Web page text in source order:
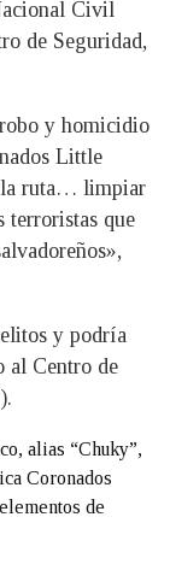
Civil
de Seguridad,
y homicidio
Little
la ruta… limpiar
terroristas que
y podría
al Centro de
alias “Chuky”,
Coronados
de